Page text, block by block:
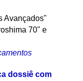
Avançados"
70" e
dossiê com